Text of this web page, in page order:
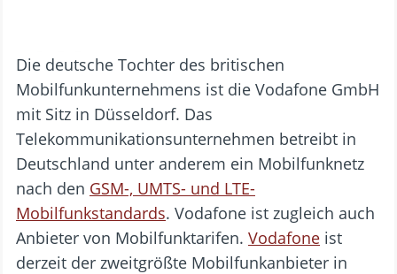
Die deutsche Tochter des britischen
Mobilfunkunternehmens ist die Vodafone GmbH
mit Sitz in Düsseldorf. Das
Telekommunikationsunternehmen betreibt in
Deutschland unter anderem ein Mobilfunknetz
nach den GSM-, UMTS- und LTE-
Mobilfunkstandards. Vodafone ist zugleich auch
Anbieter von Mobilfunktarifen. Vodafone ist
derzeit der zweitgrößte Mobilfunkanbieter in